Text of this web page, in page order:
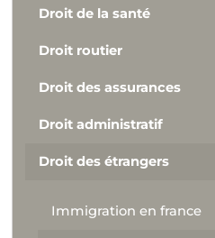
Droit de la santé
Droit routier
Droit des assurances
Droit administratif
Droit des étrangers
Immigration en france